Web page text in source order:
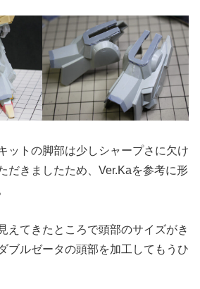
ットの脚部は少しシャープさに欠け
だきましたため、Ver.Kaを参考に形
えてきたところで頭部のサイズがき
ブルゼータの頭部を加工してもうひ